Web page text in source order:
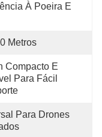
À Poeira E
Metros
Compacto E
Para Fácil
Para Drones